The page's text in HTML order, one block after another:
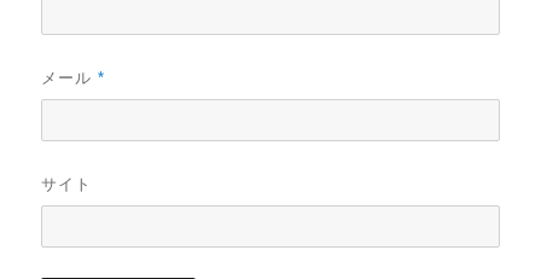
メール*
サイト